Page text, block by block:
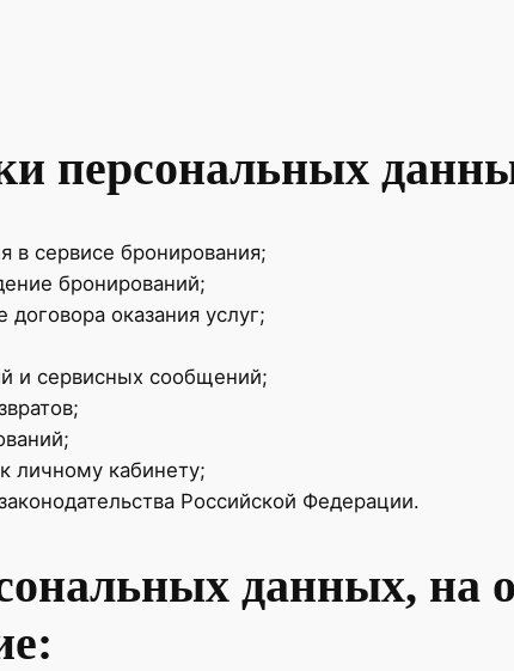
персональных
в сервисе бронирования;
бронирований;
оказания услуг;
и сервисных сообщений;
личному кабинету;
Российской Федерации.
данных, на